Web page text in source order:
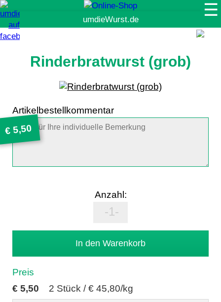
Rinderbratwurst (grob)
€5,50
Artikelbestellkommentar
Anzahl:
Preis
€ 5,50 2 Stück /€ 45,80/kg
☰